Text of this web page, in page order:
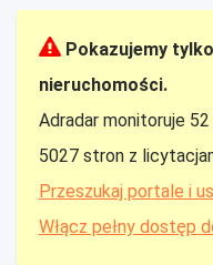
Pokazujemy
nieruchomości.
Adradar monitoruje
5027 stron z
Przeszukaj portale i
Włącz pełny dostęp